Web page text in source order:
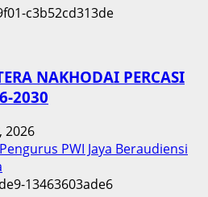
NAKHODAI PERCASI
2030
2026
PWI Jaya Beraudiensi